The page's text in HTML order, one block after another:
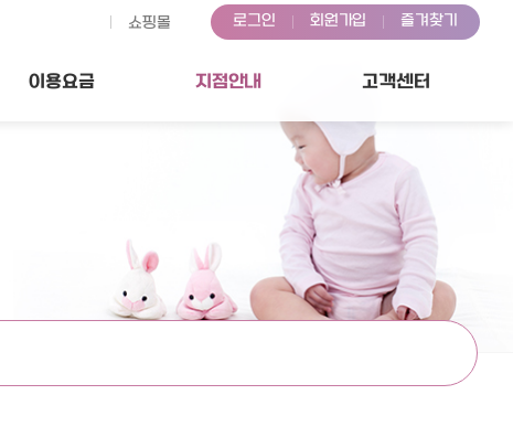
쇼핑몰 로그인 회원가입 즐겨찾기
이용요금 지점안내 고객센터